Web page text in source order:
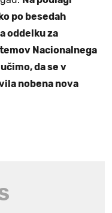
po besedah
oddelku za
Nacionalnega
da se v
nobena nova